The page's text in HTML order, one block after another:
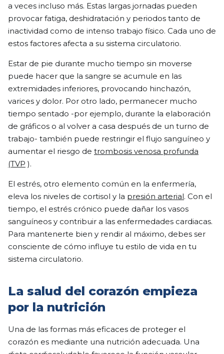
a veces incluso más. Estas largas jornadas pueden
provocar fatiga, deshidratación y periodos tanto de
inactividad como de intenso trabajo físico. Cada uno de
estos factores afecta a su sistema circulatorio.
Estar de pie durante mucho tiempo sin moverse
puede hacer que la sangre se acumule en las
extremidades inferiores, provocando hinchazón,
varices y dolor. Por otro lado, permanecer mucho
tiempo sentado -por ejemplo, durante la elaboración
de gráficos o al volver a casa después de un turno de
trabajo- también puede restringir el flujo sanguíneo y
aumentar el riesgo de trombosis venosa profunda
(TVP ).
El estrés, otro elemento común en la enfermería,
eleva los niveles de cortisol y la presión arterial. Con el
tiempo, el estrés crónico puede dañar los vasos
sanguíneos y contribuir a las enfermedades cardiacas.
Para mantenerte bien y rendir al máximo, debes ser
consciente de cómo influye tu estilo de vida en tu
sistema circulatorio.
La salud del corazón empieza
por la nutrición
Una de las formas más eficaces de proteger el
corazón es mediante una nutrición adecuada. Una